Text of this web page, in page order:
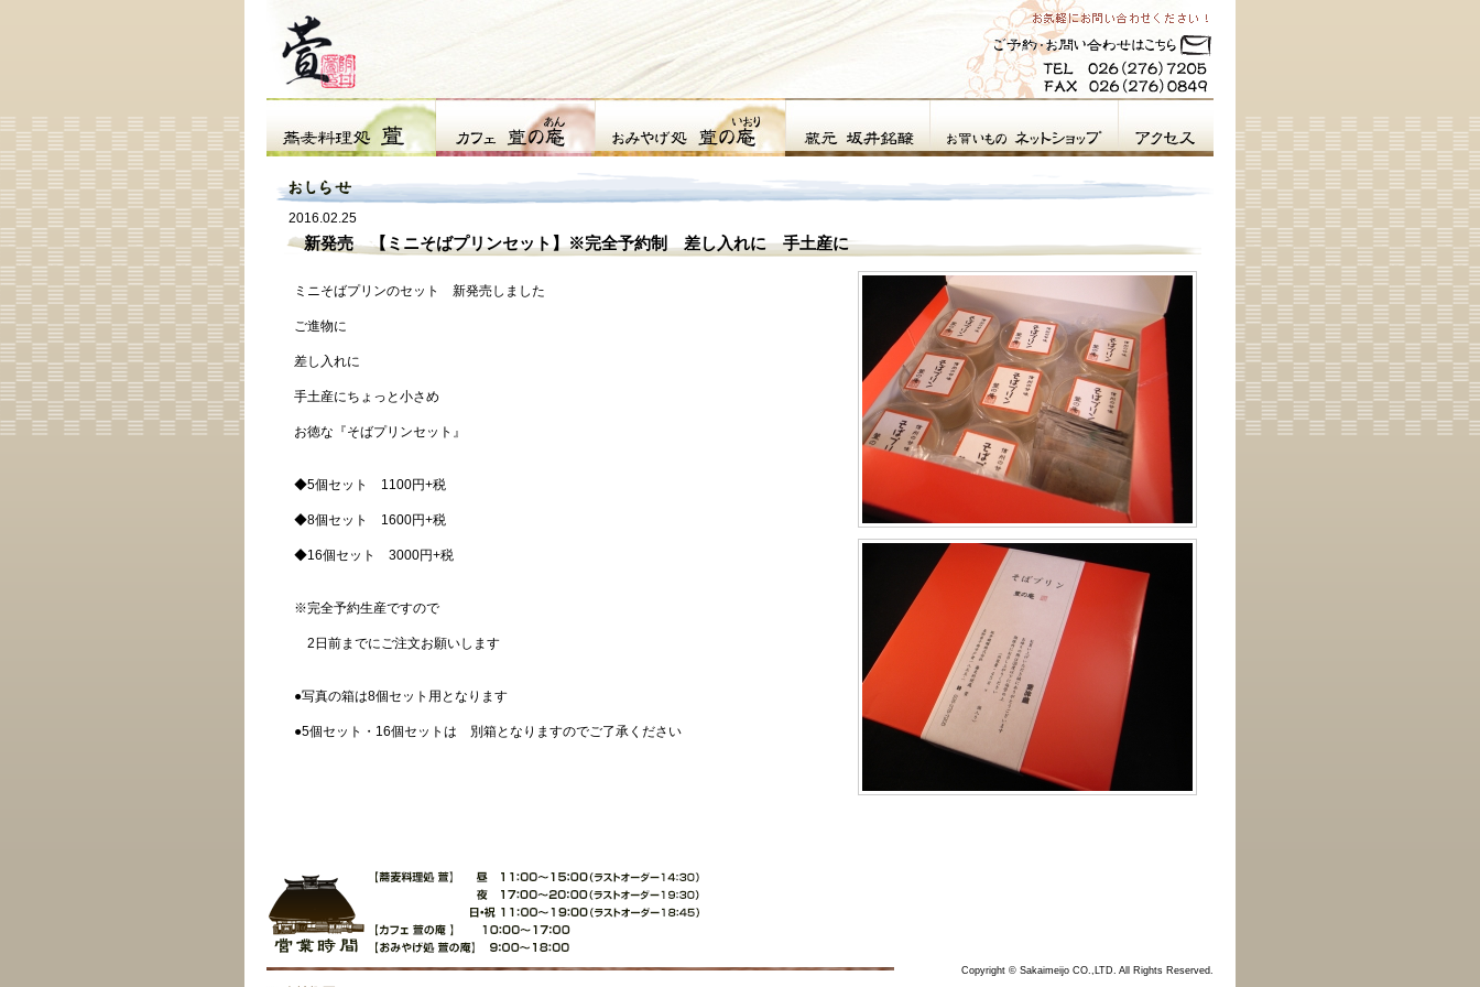
2016.02.25
新発売 【ミニそばプリンセット】※完全予約制 差し入れに 手土産に
ミニそばプリンのセット 新発売しました
ご進物に
差し入れに
手土産にちょっと小さめ
お徳な『そばプリンセット』
◆5個セット 1100円+税
◆8個セット 1600円+税
◆16個セット 3000円+税
※完全予約生産ですので
2日前までにご注文お願いします
●写真の箱は8個セット用となります
●5個セット・16個セットは 別箱となりますのでご了承ください
Copyright © Sakaimeijo CO.,LTD. All Rights Reserved.